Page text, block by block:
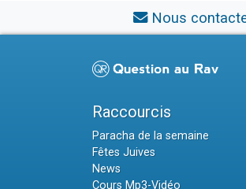
Nous
Raccourcis
Paracha de la semaine
Fêtes Juives
News
Cours Mp3-Vidéo